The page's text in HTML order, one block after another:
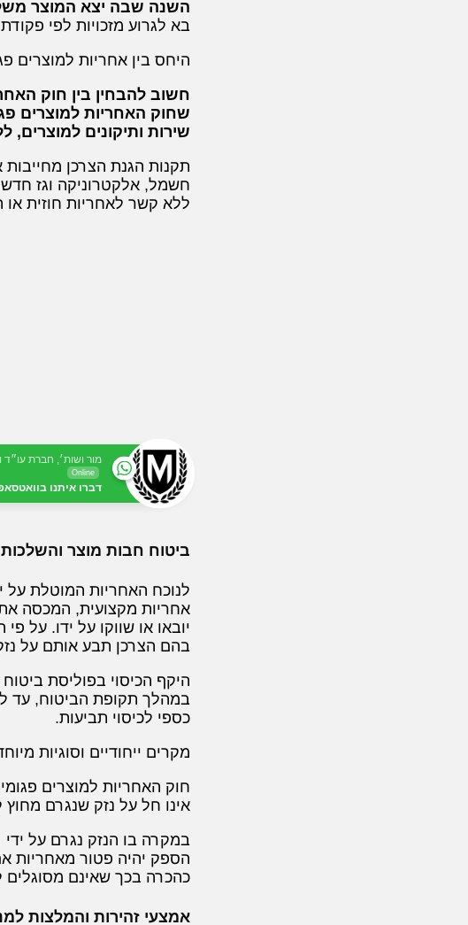
השנה שבה יצא המוצר
בא לגרוע מזכויות לפי
היחס בין אחריות למוצרים
שחוק האחריות למוצרים
שירות ותיקונים למוצרים,
תקנות הגנת הצרכן
ללא קשר לאחריות חוזית
מור ושות׳, חברת עו״ד
Online
דברו איתנו
ביטוח חבות מוצר
לנוכח האחריות המוטלת על
אחריות מקצועית, המכסה את
יובאו או שווקו על ידו. על
בהם הצרכן תבע אותם על
היקף הכיסוי בפוליסת
במהלך תקופת הביטוח, עד
כספי לכיסוי תביעות.
מקרים ייחודיים וסוגיות
חוק האחריות למוצרים
אינו חל על נזק שנגרם מחוץ
במקרה בו הנזק נגרם על ידי
כהכרה בכך שאינם מסוגלים
אמצעי זהירות והמלצות